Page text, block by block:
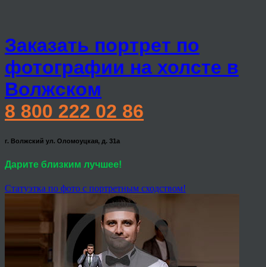
Заказать портрет по
фотографии на холсте в
Волжском
8 800 222 02 86
г. Волжский ул. Оломоуцкая, д. 31а
Дарите близким лучшее!
Статуэтка по фото с портретным сходством!